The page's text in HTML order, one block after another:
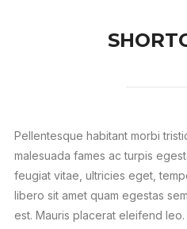
Pellentesque habitant morbi
malesuada fames ac turpis
feugiat vitae, ultricies eget,
libero sit amet quam egestas
est. Mauris placerat eleifend leo.